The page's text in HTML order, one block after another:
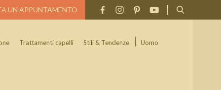
UN APPUNTAMENTO
Trattamenti capelli Stili & Tendenze Uomo